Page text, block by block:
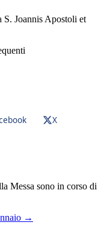
Joannis Apostoli et
X
Messa sono in corso di
→